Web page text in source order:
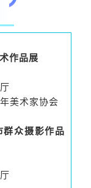
作品展
美术家协会
众摄影作品